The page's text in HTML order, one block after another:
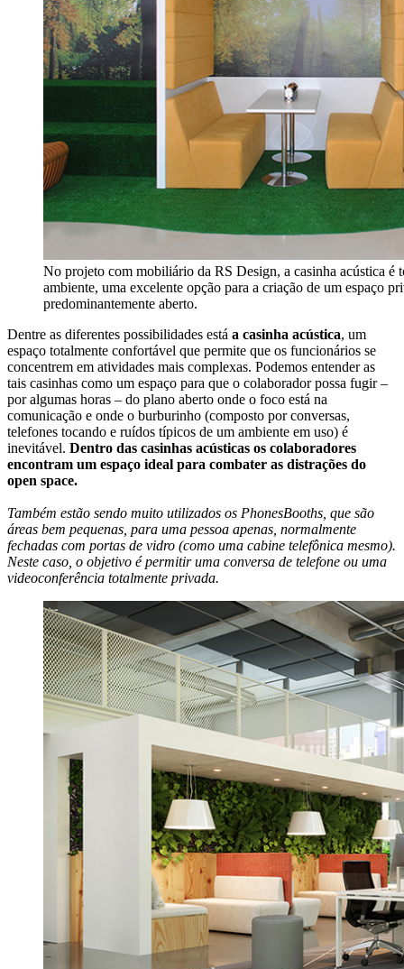
No projeto com mobiliário da RS Design, a casinha acústica é
ambiente, uma excelente opção para a criação de um espaço
predominantemente aberto.
Dentre as diferentes possibilidades está a casinha acústica, um
espaço totalmente confortável que permite que os funcionários se
concentrem em atividades mais complexas. Podemos entender as
tais casinhas como um espaço para que o colaborador possa fugir –
por algumas horas – do plano aberto onde o foco está na
comunicação e onde o burburinho (composto por conversas,
telefones tocando e ruídos típicos de um ambiente em uso) é
inevitável. Dentro das casinhas acústicas os colaboradores
encontram um espaço ideal para combater as distrações do
open space.
Também estão sendo muito utilizados os PhonesBooths, que são
áreas bem pequenas, para uma pessoa apenas, normalmente
fechadas com portas de vidro (como uma cabine telefônica mesmo).
Neste caso, o objetivo é permitir uma conversa de telefone ou uma
videoconferência totalmente privada.